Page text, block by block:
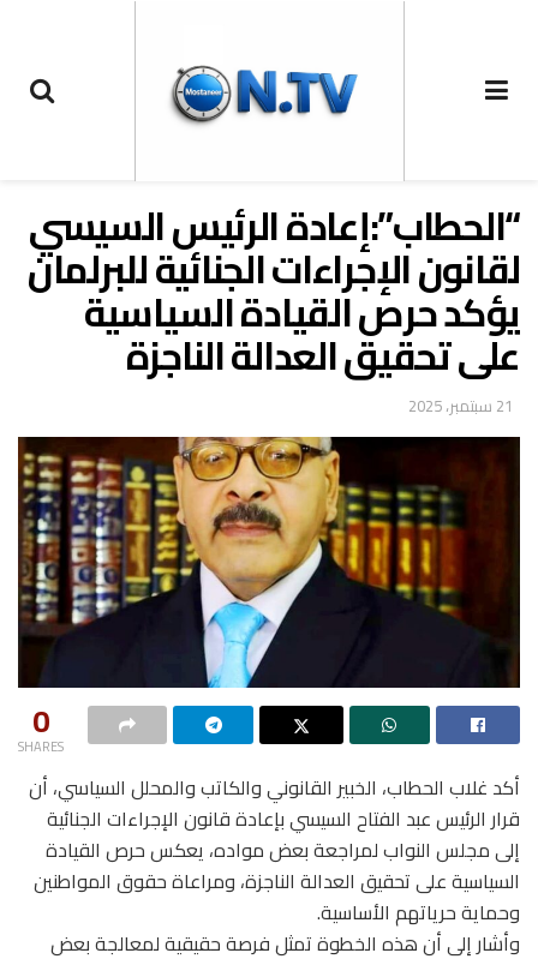
“الحطاب”:إعادة الرئيس السيسي
لقانون الإجراءات الجنائية للبرلمان
يؤكد حرص القيادة السياسية
على تحقيق العدالة الناجزة
21 سبتمبر، 2025
0
SHARES
أكد غلاب الحطاب، الخبير القانوني والكاتب والمحلل السياسي، أن
قرار الرئيس عبد الفتاح السيسي بإعادة قانون الإجراءات الجنائية
إلى مجلس النواب لمراجعة بعض مواده، يعكس حرص القيادة
السياسية على تحقيق العدالة الناجزة، ومراعاة حقوق المواطنين
وحماية حرياتهم الأساسية.
وأشار إلى أن هذه الخطوة تمثل فرصة حقيقية لمعالجة بعض